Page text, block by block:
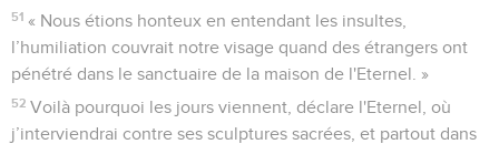
51 « Nous étions honteux en entendant les insultes,
l’humiliation couvrait notre visage quand des étrangers ont
pénétré dans le sanctuaire de la maison de l'Eternel. »
52 Voilà pourquoi les jours viennent, déclare l'Eternel, où
j’interviendrai contre ses sculptures sacrées, et partout dans